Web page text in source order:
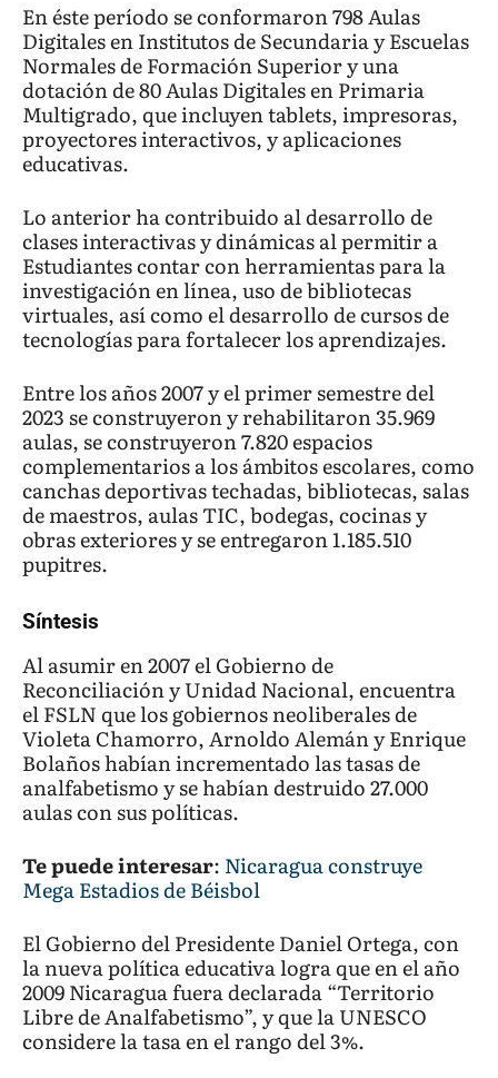
En éste período se conformaron 798 Aulas
Digitales en Institutos de Secundaria y Escuelas
Normales de Formación Superior y una
dotación de 80 Aulas Digitales en Primaria
Multigrado, que incluyen tablets, impresoras,
proyectores interactivos, y aplicaciones
educativas.
Lo anterior ha contribuido al desarrollo de
clases interactivas y dinámicas al permitir a
Estudiantes contar con herramientas para la
investigación en línea, uso de bibliotecas
virtuales, así como el desarrollo de cursos de
tecnologías para fortalecer los aprendizajes.
Entre los años 2007 y el primer semestre del
2023 se construyeron y rehabilitaron 35.969
aulas, se construyeron 7.820 espacios
complementarios a los ámbitos escolares, como
canchas deportivas techadas, bibliotecas, salas
de maestros, aulas TIC, bodegas, cocinas y
obras exteriores y se entregaron 1.185.510
pupitres.
Síntesis
Al asumir en 2007 el Gobierno de
Reconciliación y Unidad Nacional, encuentra
el FSLN que los gobiernos neoliberales de
Violeta Chamorro, Arnoldo Alemán y Enrique
Bolaños habían incrementado las tasas de
analfabetismo y se habían destruido 27.000
aulas con sus políticas.
Te puede interesar: Nicaragua construye
Mega Estadios de Béisbol
El Gobierno del Presidente Daniel Ortega, con
la nueva política educativa logra que en el año
2009 Nicaragua fuera declarada “Territorio
Libre de Analfabetismo”, y que la UNESCO
considere la tasa en el rango del 3%.